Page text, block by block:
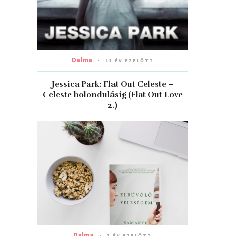
Dalma 11 ÉV EZELŐTT
Jessica Park: Flat Out Celeste –
Celeste bolondulásig (Flat Out Love
2.)